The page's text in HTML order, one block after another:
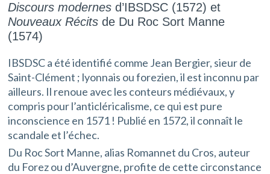
Discours modernes d’IBSDSC (1572) et
Nouveaux Récits de Du Roc Sort Manne
(1574)
IBSDSC a été identifié comme Jean Bergier, sieur de
Saint-Clément ; lyonnais ou forezien, il est inconnu par
ailleurs. Il renoue avec les conteurs médiévaux, y
compris pour l’anticléricalisme, ce qui est pure
inconscience en 1571 ! Publié en 1572, il connaît le
scandale et l’échec.
Du Roc Sort Manne, alias Romannet du Cros, auteur
du Forez ou d’Auvergne, profite de cette circonstance